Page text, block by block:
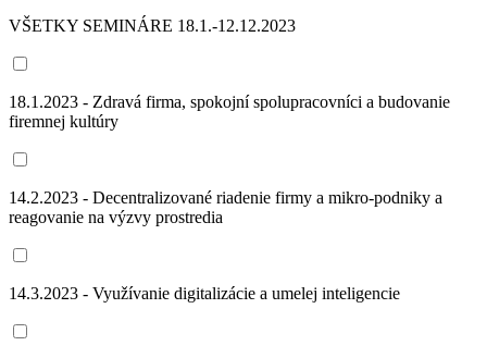
VŠETKY SEMINÁRE 18.1.-12.12.2023
18.1.2023 - Zdravá firma, spokojní spolupracovníci a budovanie
firemnej kultúry
14.2.2023 - Decentralizované riadenie firmy a mikro-podniky a
reagovanie na výzvy prostredia
14.3.2023 - Využívanie digitalizácie a umelej inteligencie